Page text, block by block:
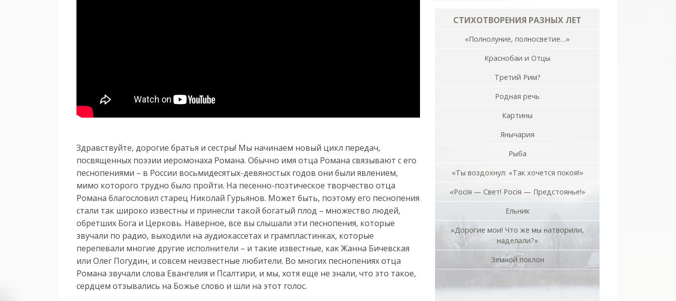
Здравствуйте, дорогие братья и сестры! Мы начинаем новый цикл передач,
посвященных поэзии иеромонаха Романа. Обычно имя отца Романа связывают с его
песнопениями – в России восьмидесятых-девяностых годов они были явлением,
мимо которого трудно было пройти. На песенно-поэтическое творчество отца
Романа благословил старец Николай Гурьянов. Может быть, поэтому его песнопения
стали так широко известны и принесли такой богатый плод – множество людей,
обретших Бога и Церковь. Наверное, все вы слышали эти песнопения, которые
звучали по радио, выходили на аудиокассетах и грампластинках, которые
перепевали многие другие исполнители – и такие известные, как Жанна Бичевская
или Олег Погудин, и совсем неизвестные любители. Во многих песнопениях отца
Романа звучали слова Евангелия и Псалтири, и мы, хотя еще не знали, что это такое,
сердцем отзывались на Божье слово и шли на этот голос.
СТИХОТВОРЕНИЯ РАЗНЫХ ЛЕТ
«Полнолуние, полносветие…»
Краснобаи и Отцы
Третий Рим?
Родная речь
Картины
Янычария
Рыба
«Ты воздохнул: «Так хочется покоя!»
«Росiя — Свет! Росiя — Предстоянье!»
Ельник
«Дорогие мои! Что же мы натворили,
наделали?»
Земной поклон